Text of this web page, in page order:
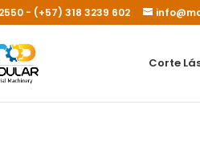
- (+57) 318 3239 602
Corte